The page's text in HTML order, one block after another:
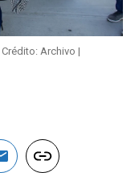
Crédito: Archivo |